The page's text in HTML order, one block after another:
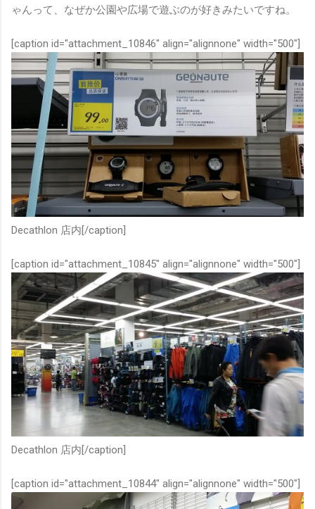
ゃんって、なぜか公園や広場で遊ぶのが好きみたいですね。
[caption id="attachment_10846" align="alignnone" width="500"]
Decathlon 店内[/caption]
[caption id="attachment_10845" align="alignnone" width="500"]
Decathlon 店内[/caption]
[caption id="attachment_10844" align="alignnone" width="500"]